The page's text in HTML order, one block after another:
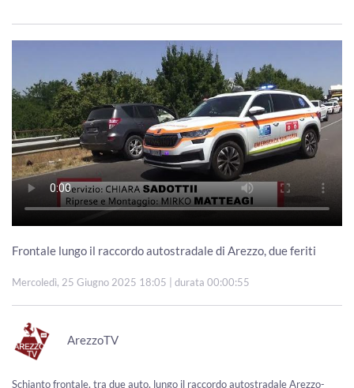
Frontale lungo il raccordo autostradale di Arezzo, due feriti
Mercoledì, 25 Giugno 2025 18:05 | durata 00:00:55
ArezzoTV
Schianto frontale, tra due auto, lungo il raccordo autostradale Arezzo-